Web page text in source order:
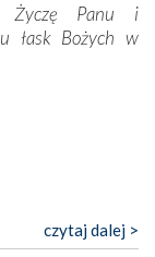
reprezentanci
uczestnik
– już 94.
Krzysztofa.
wyrazy swej
Życzę Panu i
łask Bożych w
Redagujecie
czytaj dalej >